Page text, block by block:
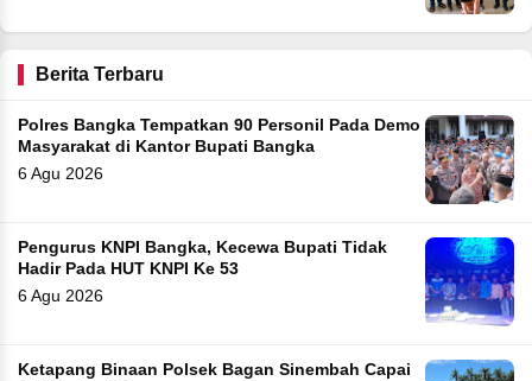
Berita Terbaru
Polres Bangka Tempatkan 90 Personil Pada Demo
Masyarakat di Kantor Bupati Bangka
6 Agu 2026
Pengurus KNPI Bangka, Kecewa Bupati Tidak
Hadir Pada HUT KNPI Ke 53
6 Agu 2026
Ketapang Binaan Polsek Bagan Sinembah Capai